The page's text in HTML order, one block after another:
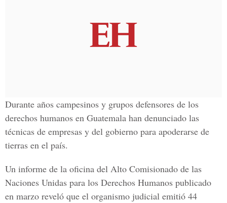
Durante años campesinos y grupos defensores de los
derechos humanos en Guatemala han denunciado las
técnicas de empresas y del gobierno para apoderarse de
tierras en el país.
Un informe de la oficina del Alto Comisionado de las
Naciones Unidas para los Derechos Humanos publicado
en marzo reveló que el organismo judicial emitió 44